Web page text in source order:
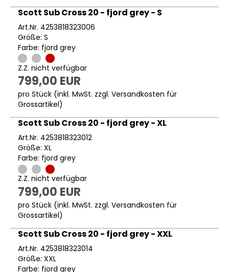
Scott Sub Cross 20 - fjord grey - S
Art.Nr. 4253818323006
Größe: S
Farbe: fjord grey
Z.Z. nicht verfügbar
799,00 EUR
pro Stück (inkl. MwSt. zzgl. Versandkosten für
Grossartikel)
Scott Sub Cross 20 - fjord grey - XL
Art.Nr. 4253818323012
Größe: XL
Farbe: fjord grey
Z.Z. nicht verfügbar
799,00 EUR
pro Stück (inkl. MwSt. zzgl. Versandkosten für
Grossartikel)
Scott Sub Cross 20 - fjord grey - XXL
Art.Nr. 4253818323014
Größe: XXL
Farbe: fjord grey